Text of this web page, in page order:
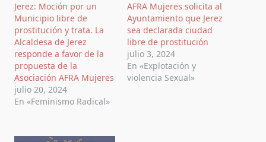
Jerez: Moción por un
Municipio libre de
prostitución y trata. La
Alcaldesa de Jerez
responde a favor de la
propuesta de la
Asociación AFRA Mujeres
julio 20, 2024
En «Feminismo Radical»
AFRA Mujeres solicita al
Ayuntamiento que Jerez
sea declarada ciudad
libre de prostitución
julio 3, 2024
En «Explotación y
violencia Sexual»